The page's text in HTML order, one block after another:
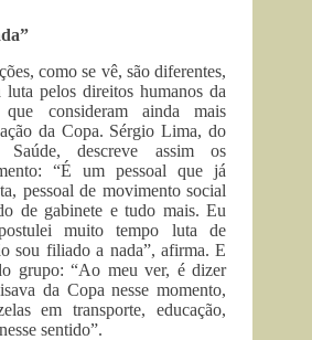
como se vê, são diferentes,
pelos direitos humanos da
que consideram ainda mais
da Copa. Sérgio Lima, do
descreve assim os
“É um pessoal que já
pessoal de movimento social
de gabinete e tudo mais. Eu
muito tempo luta de
sou filiado a nada”, afirma. E
grupo: “Ao meu ver, é dizer
da Copa nesse momento,
em transporte, educação,
sentido”.